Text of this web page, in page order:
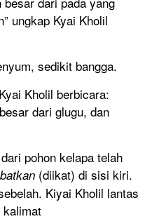
ungkap Kyai Kholil
sedikit bangga.
Kholil berbicara:
dari glugu, dan
pohon kelapa telah
(diikat) di sisi kiri.
Kiyai Kholil lantas